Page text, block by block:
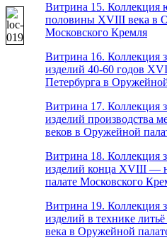
Витрина 15. Коллекция
половины XVIII века в
Московского Кремля
Витрина 16. Коллекция
изделий 40-60 годов
Петербурга в
Витрина 17. Коллекция
изделий производства
веков в Оружейной
Витрина 18. Коллекция
изделий конца XVIII —
палате Московского
Витрина 19. Коллекция
изделий в технике
века в Оружейной